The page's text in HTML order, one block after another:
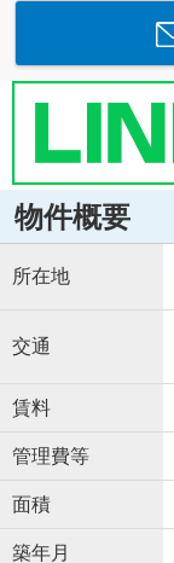
物件概要
所在地
交通
賃料
管理費等
面積
築年月